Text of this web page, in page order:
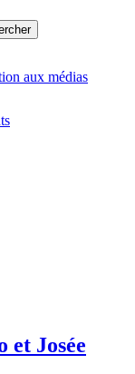
aux médias
et Josée